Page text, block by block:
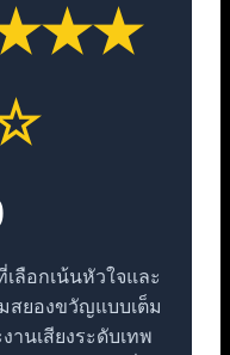
ลือกเน้นหัวใจและ
สยองขวัญแบบเต็ม
านเสียงระดับเทพ